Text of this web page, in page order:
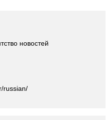
новостей
russian/